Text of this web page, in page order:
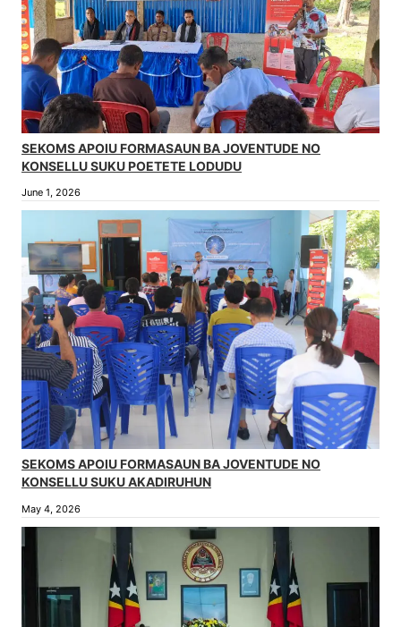
SEKOMS APOIU FORMASAUN BA JOVENTUDE NO
KONSELLU SUKU POETETE LODUDU
June 1, 2026
SEKOMS APOIU FORMASAUN BA JOVENTUDE NO
KONSELLU SUKU AKADIRUHUN
May 4, 2026